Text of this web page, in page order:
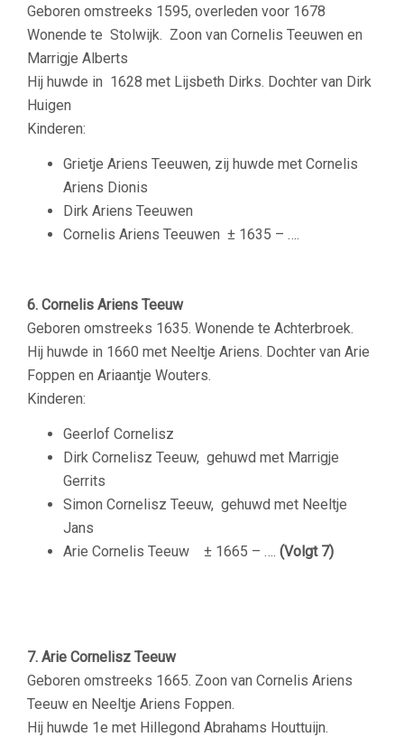
Geboren omstreeks 1595, overleden voor 1678
Wonende te Stolwijk. Zoon van Cornelis Teeuwen en
Marrigje Alberts
Hij huwde in 1628 met Lijsbeth Dirks. Dochter van Dirk
Huigen
Kinderen:
Grietje Ariens Teeuwen, zij huwde met Cornelis
Ariens Dionis
Dirk Ariens Teeuwen
Cornelis Ariens Teeuwen ± 1635 – ….
6. Cornelis Ariens Teeuw
Geboren omstreeks 1635. Wonende te Achterbroek.
Hij huwde in 1660 met Neeltje Ariens. Dochter van Arie
Foppen en Ariaantje Wouters.
Kinderen:
Geerlof Cornelisz
Dirk Cornelisz Teeuw, gehuwd met Marrigje
Gerrits
Simon Cornelisz Teeuw, gehuwd met Neeltje
Jans
Arie Cornelis Teeuw ± 1665 – …. (Volgt 7)
7. Arie Cornelisz Teeuw
Geboren omstreeks 1665. Zoon van Cornelis Ariens
Teeuw en Neeltje Ariens Foppen.
Hij huwde 1e met Hillegond Abrahams Houttuijn.